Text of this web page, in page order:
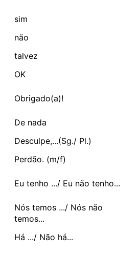
sim
não
talvez
OK
Obrigado(a)!
De nada
Desculpe,...(Sg./ Pl.)
Perdão. (m/f)
Eu tenho .../ Eu não tenho...
Nós temos .../ Nós não
temos...
Há .../ Não há...